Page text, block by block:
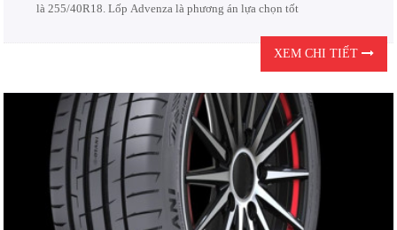
là 255/40R18. Lốp Advenza là phương án lựa chọn tốt
XEM CHI TIẾT